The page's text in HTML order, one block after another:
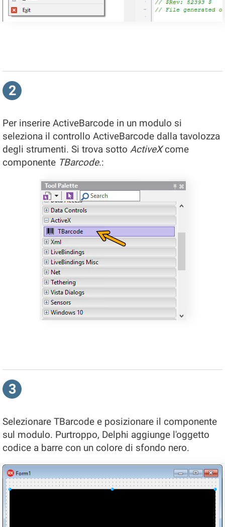
2
Per inserire ActiveBarcode in un modulo si
seleziona il controllo ActiveBarcode dalla tavolozza
degli strumenti. Si trova sotto ActiveXcome
componente TBarcode.:
3
Selezionare TBarcode e posizionare il componente
sul modulo. Purtroppo, Delphi aggiunge l'oggetto
codice a barre con un colore di sfondo nero.